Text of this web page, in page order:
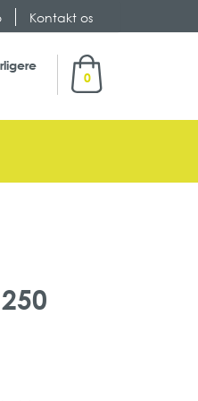
Kontakt os
0